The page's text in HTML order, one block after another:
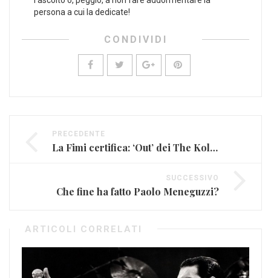
persona a cui la dedicate!
CONDIVIDI
PRECEDENTE
La Fimi certifica: ‘Out’ dei The Kolors è triplo platino
SUCCESSIVO
Che fine ha fatto Paolo Meneguzzi?
ARTICOLI CORRELATI